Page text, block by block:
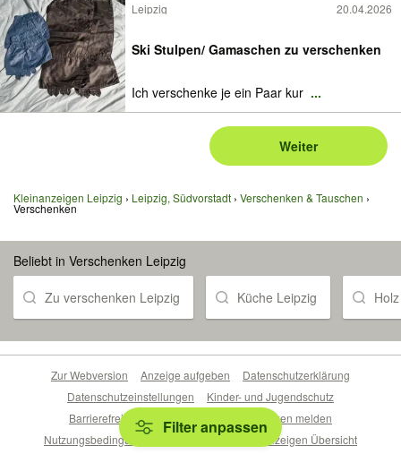
Leipzig 20.04.2026
Ski Stulpen/ Gamaschen zu verschenken
Ich verschenke je ein Paar kur ...
Weiter
Kleinanzeigen Leipzig Leipzig, Südvorstadt Verschenken & Tauschen
Verschenken
Beliebt in Verschenken Leipzig
Zu verschenken Leipzig Küche Leipzig
Filter anpassen
Zur Webversion Anzeige aufgeben
Datenschutzerklärung
Datenschutzeinstellungen
Kinder- und Jugendschutz
Barrierefreiheitserklärung
Sicherheitslücken melden
Nutzungsbedingungen
Beliebte Suchen
Anzeigen Übersicht